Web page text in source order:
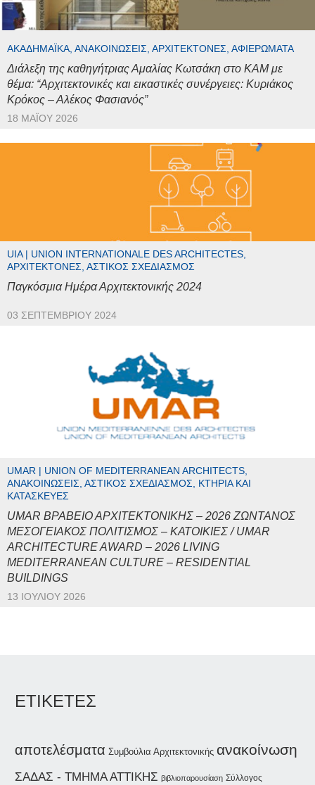
ΑΚΑΔΗΜΑΪΚΆ, ΑΝΑΚΟΙΝΏΣΕΙΣ, ΑΡΧΙΤΈΚΤΟΝΕΣ, ΑΦΙΕΡΏΜΑΤΑ
Διάλεξη της καθηγήτριας Αμαλίας Κωτσάκη στο ΚΑΜ με
θέμα: “Αρχιτεκτονικές και εικαστικές συνέργειες: Κυριάκος
Κρόκος – Αλέκος Φασιανός”
18 ΜΑΪ́ΟΥ 2026
UIA | UNION INTERNATIONALE DES ARCHITECTES,
ΑΡΧΙΤΈΚΤΟΝΕΣ, ΑΣΤΙΚΌΣ ΣΧΕΔΙΑΣΜΌΣ
Παγκόσμια Ημέρα Αρχιτεκτονικής 2024
03 ΣΕΠΤΕΜΒΡΊΟΥ 2024
UMAR | UNION OF MEDITERRANEAN ARCHITECTS,
ΑΝΑΚΟΙΝΏΣΕΙΣ, ΑΣΤΙΚΌΣ ΣΧΕΔΙΑΣΜΌΣ, ΚΤΉΡΙΑ ΚΑΙ
ΚΑΤΑΣΚΕΥΈΣ
UMAR ΒΡΑΒΕΙΟ ΑΡΧΙΤΕΚΤΟΝΙΚΗΣ – 2026 ΖΩΝΤΑΝΟΣ
ΜΕΣΟΓΕΙΑΚΟΣ ΠΟΛΙΤΙΣΜΟΣ – ΚΑΤΟΙΚΙΕΣ / UMAR
ARCHITECTURE AWARD – 2026 LIVING
MEDITERRANEAN CULTURE – RESIDENTIAL
BUILDINGS
13 ΙΟΥΛΊΟΥ 2026
ΕΤΙΚΕΤΕΣ
αποτελέσματα Συμβούλια Αρχιτεκτονικής ανακοίνωση
ΣΑΔΑΣ - ΤΜΗΜΑ ΑΤΤΙΚΗΣ βιβλιοπαρουσίαση Σύλλογος